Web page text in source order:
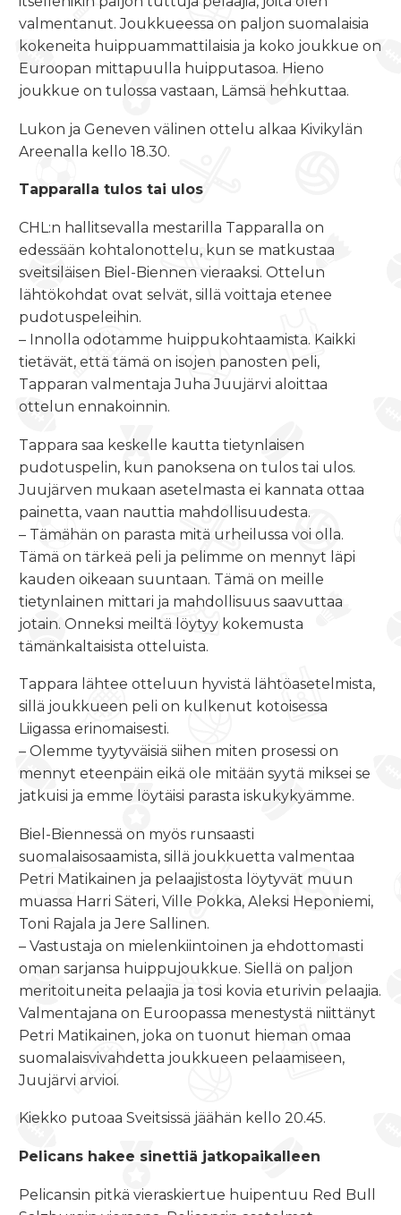
valmentanut. Joukkueessa on paljon suomalaisia
kokeneita huippuammattilaisia ja koko joukkue on
Euroopan mittapuulla huipputasoa. Hieno
joukkue on tulossa vastaan, Lämsä hehkuttaa.
Lukon ja Geneven välinen ottelu alkaa Kivikylän
Areenalla kello 18.30.
Tapparalla tulos tai ulos
CHL:n hallitsevalla mestarilla Tapparalla on
edessään kohtalonottelu, kun se matkustaa
sveitsiläisen Biel-Biennen vieraaksi. Ottelun
lähtökohdat ovat selvät, sillä voittaja etenee
pudotuspeleihin.
– Innolla odotamme huippukohtaamista. Kaikki
tietävät, että tämä on isojen panosten peli,
Tapparan valmentaja Juha Juujärvi aloittaa
ottelun ennakoinnin.
Tappara saa keskelle kautta tietynlaisen
pudotuspelin, kun panoksena on tulos tai ulos.
Juujärven mukaan asetelmasta ei kannata ottaa
painetta, vaan nauttia mahdollisuudesta.
– Tämähän on parasta mitä urheilussa voi olla.
Tämä on tärkeä peli ja pelimme on mennyt läpi
kauden oikeaan suuntaan. Tämä on meille
tietynlainen mittari ja mahdollisuus saavuttaa
jotain. Onneksi meiltä löytyy kokemusta
tämänkaltaisista otteluista.
Tappara lähtee otteluun hyvistä lähtöasetelmista,
sillä joukkueen peli on kulkenut kotoisessa
Liigassa erinomaisesti.
– Olemme tyytyväisiä siihen miten prosessi on
mennyt eteenpäin eikä ole mitään syytä miksei se
jatkuisi ja emme löytäisi parasta iskukykyämme.
Biel-Biennessä on myös runsaasti
suomalaisosaamista, sillä joukkuetta valmentaa
Petri Matikainen ja pelaajistosta löytyvät muun
muassa Harri Säteri, Ville Pokka, Aleksi Heponiemi,
Toni Rajala ja Jere Sallinen.
– Vastustaja on mielenkiintoinen ja ehdottomasti
oman sarjansa huippujoukkue. Siellä on paljon
meritoituneita pelaajia ja tosi kovia eturivin pelaajia.
Valmentajana on Euroopassa menestystä niittänyt
Petri Matikainen, joka on tuonut hieman omaa
suomalaisvivahdetta joukkueen pelaamiseen,
Juujärvi arvioi.
Kiekko putoaa Sveitsissä jäähän kello 20.45.
Pelicans hakee sinettiä jatkopaikalleen
Pelicansin pitkä vieraskiertue huipentuu Red Bull